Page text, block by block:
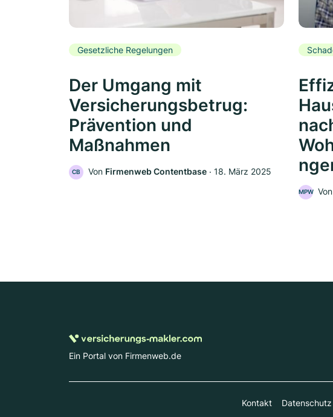
Gesetzliche Regelungen
Der Umgang mit
Versicherungsbetrug:
Prävention und
Maßnahmen
CB Von Firmenweb Contentbase ‧ 18. März 2025
MPW Von
Ein Portal von Firmenweb.de
Kontakt Datenschutz